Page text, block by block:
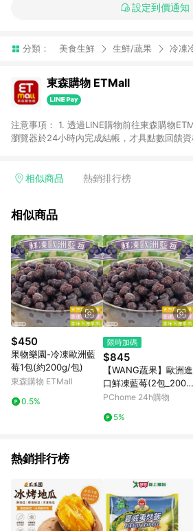
設定到價通知
分類： 美食生鮮 生鮮/蔬果 冷凍
東森購物 ETMall
注意事項： 1. 透過LINE購物前往東森購物
瀏覽器於24小時內完成結帳，才具點數回饋
單，皆不在點數回饋範圍內。 3. 如購買以下
球嚴選、商城、專案商品、「草莓網」全館商
回饋。 5. 點數回饋會扣除所有折扣優惠後之
實際回饋請依LINE購物通知為主。 6. 訂單如
ETMall站內之折扣優惠(包含但不限於東森幣
券等)，不具點數回饋資格。詳細請依東森購
顯示為準。 7. LINE購物設有「單一商品最高
殊活動時開放「回饋無上限」)，以同一訂單
計算，並依訂單成立時間當下LINE購物所設
8. LINE購物為購物資訊整合性平台，商品資料
如顯示之商品規格、顏色、價位、贈品與東森
頁不符，以銷售網頁標示為準。 9. 若有贈點
日期+180天以內至LINE購物客服洽詢；若超
行申訴，恕無法贈點回饋。 10. 部分點數紅包
用，或不適用於無回饋商品。各點數紅包之適
請依點數紅包頁面規則為準。
相似商品 熱銷排行榜
相似商品
$450
果物樂園-冷凍歐洲藍
莓1包(約200g/包)
東森購物 ETMall
0.5%
限時加碼
$845
【WANG蔬果】歐洲進
口鮮凍藍莓(2包_200g/
包)
PChome 24h購物
5%
熱銷排行榜